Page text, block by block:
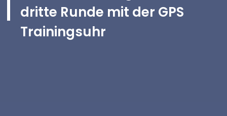
dritte Runde mit der GPS
Trainingsuhr